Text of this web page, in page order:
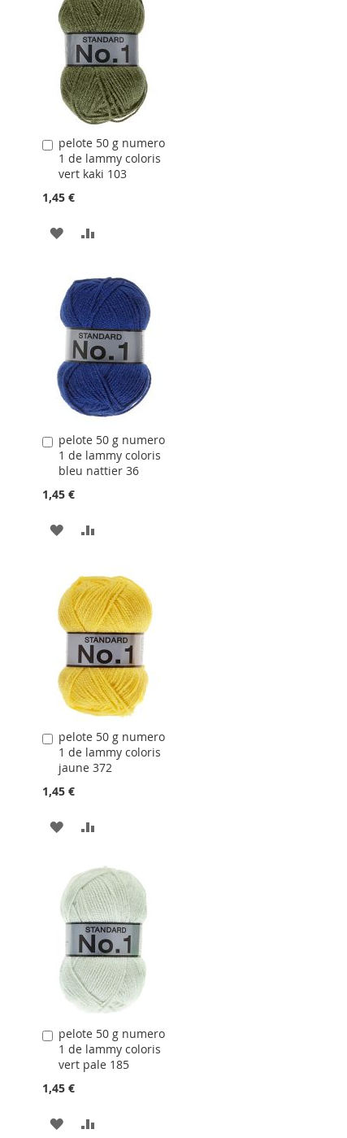
LISTE
D'ACHATS
pelote 50 g numero
1 de lammy coloris
vert kaki 103
1,45 €
Ajouter
au
panier
AJOUTER
LA
LISTE
D'ACHATS
COMPARATEUR
pelote 50 g numero
1 de lammy coloris
bleu nattier 36
1,45 €
Ajouter
au
panier
AJOUTER
LA
LISTE
D'ACHATS
COMPARATEUR
pelote 50 g numero
1 de lammy coloris
jaune 372
1,45 €
Ajouter
au
panier
AJOUTER
LA
LISTE
D'ACHATS
COMPARATEUR
pelote 50 g numero
1 de lammy coloris
vert pale 185
1,45 €
Ajouter
au
panier
AJOUTER